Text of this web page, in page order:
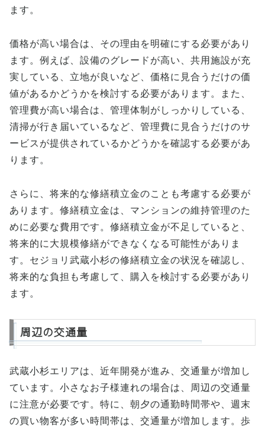
ます。
価格が高い場合は、その理由を明確にする必要があり
ます。例えば、設備のグレードが高い、共用施設が充
実している、立地が良いなど、価格に見合うだけの価
値があるかどうかを検討する必要があります。また、
管理費が高い場合は、管理体制がしっかりしている、
清掃が行き届いているなど、管理費に見合うだけのサ
ービスが提供されているかどうかを確認する必要があ
ります。
さらに、将来的な修繕積立金のことも考慮する必要が
あります。修繕積立金は、マンションの維持管理のた
めに必要な費用です。修繕積立金が不足していると、
将来的に大規模修繕ができなくなる可能性がありま
す。セジョリ武蔵小杉の修繕積立金の状況を確認し、
将来的な負担も考慮して、購入を検討する必要があり
ます。
周辺の交通量
武蔵小杉エリアは、近年開発が進み、交通量が増加し
ています。小さなお子様連れの場合は、周辺の交通量
に注意が必要です。特に、朝夕の通勤時間帯や、週末
の買い物客が多い時間帯は、交通量が増加します。歩